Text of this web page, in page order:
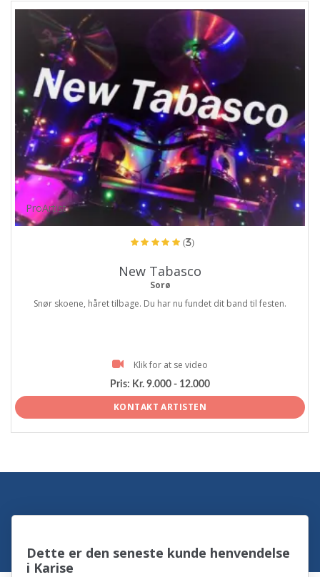
ProArtist
(3)
New Tabasco
Sorø
Snør skoene, håret tilbage. Du har nu fundet dit band til festen.
Klik for at se video
Pris: Kr. 9.000 - 12.000
KONTAKT ARTISTEN
Dette er den seneste kunde henvendelse
i Karise